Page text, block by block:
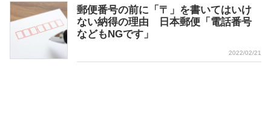
郵便番号の前に「〒」を書いてはいけ
ない納得の理由 日本郵便「電話番号
などもNGです」
2022/02/21